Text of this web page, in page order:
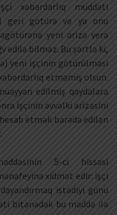
xəbərdarlıq müddəti
geri götürə və ya onu
yeni ərizə verə
edilə bilməz. Bu şərtlə ki,
yeni işçinin götürülməsi
etməmiş olsun.
edilmiş qaydalara
işçinin əvvəlki ərizəsini
etmək barədə edilən
5-ci hissəsi
xidmət edir: işçi
istədiyi günü
bitənədək bu maddə ilə